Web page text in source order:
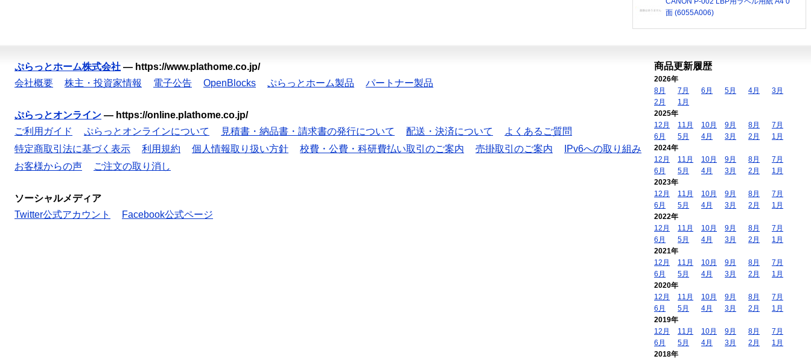
面 (6055A006)
ぷらっとホーム株式会社 — https://www.plathome.co.jp/
会社概要
株主・投資家情報 電子公告 OpenBlocks ぷらっとホーム製品 パートナー製品
ぷらっとオンライン — https://online.plathome.co.jp/
ご利用ガイド
ぷらっとオンラインについて 見積書・納品書・請求書の発行について 配送・決済について
よくあるご質問
特定商取引法に基づく表示
利用規約 個人情報取り扱い方針 校費・公費・科研費払い取引のご案内 売掛取引のご案内
IPv6への取り組み
お客様からの声
ご注文の取り消し
ソーシャルメディア
Twitter公式アカウント
Facebook公式ページ
商品更新履歴
2026年
8月
7月 6月 5月 4月
3月
2月
1月
2025年
12月
11月 10月 9月 8月
7月
6月
5月 4月 3月 2月
1月
2024年
12月
11月 10月 9月 8月
7月
6月
5月 4月 3月 2月
1月
2023年
12月
11月 10月 9月 8月
7月
6月
5月 4月 3月 2月
1月
2022年
12月
11月 10月 9月 8月
7月
6月
5月 4月 3月 2月
1月
2021年
12月
11月 10月 9月 8月
7月
6月
5月 4月 3月 2月
1月
2020年
12月
11月 10月 9月 8月
7月
6月
5月 4月 3月 2月
1月
2019年
12月
11月 10月 9月 8月
7月
6月
5月 4月 3月 2月
1月
2018年